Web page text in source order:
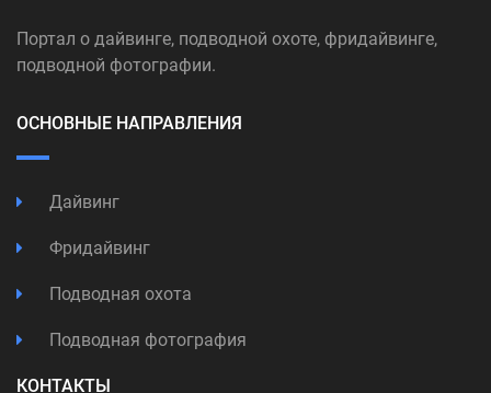
Портал о дайвинге, подводной охоте, фридайвинге,
подводной фотографии.
ОСНОВНЫЕ НАПРАВЛЕНИЯ
Дайвинг
Фридайвинг
Подводная охота
Подводная фотография
КОНТАКТЫ